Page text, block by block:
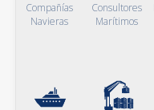
Compañías
Navieras
Consultores
Marítimos